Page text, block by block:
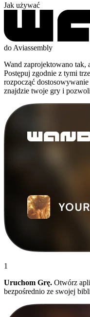
Jak używać
do Aviassembly
Wand zaprojektowano tak,
Postępuj zgodnie z tymi
rozpocząć
znajdzie twoje gry i
1
Uruchom Grę. Otwórz
bezpośrednio ze swojej